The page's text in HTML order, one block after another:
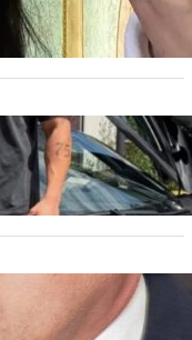
Kosova, Eduart
publikon
luksoze
amerikan,
“Mbrojeni LDK-në, jo